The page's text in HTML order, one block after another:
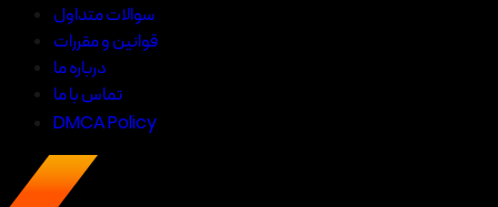
سوالات متداول
قوانین و مقررات
درباره ما
تماس با ما
DMCA Policy